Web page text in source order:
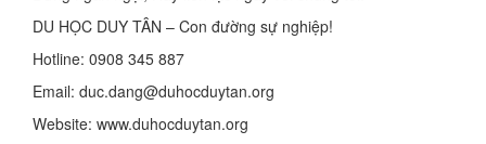
DU HỌC DUY TÂN – Con đường sự nghiệp!
Hotline: 0908 345 887
Email: duc.dang@duhocduytan.org
Website: www.duhocduytan.org